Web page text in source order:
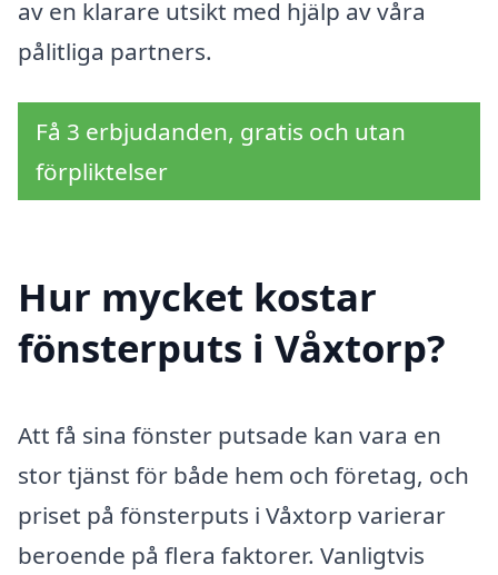
av en klarare utsikt med hjälp av våra
pålitliga partners.
Få 3 erbjudanden, gratis och utan
förpliktelser
Hur mycket kostar
fönsterputs i Våxtorp?
Att få sina fönster putsade kan vara en
stor tjänst för både hem och företag, och
priset på fönsterputs i Våxtorp varierar
beroende på flera faktorer. Vanligtvis